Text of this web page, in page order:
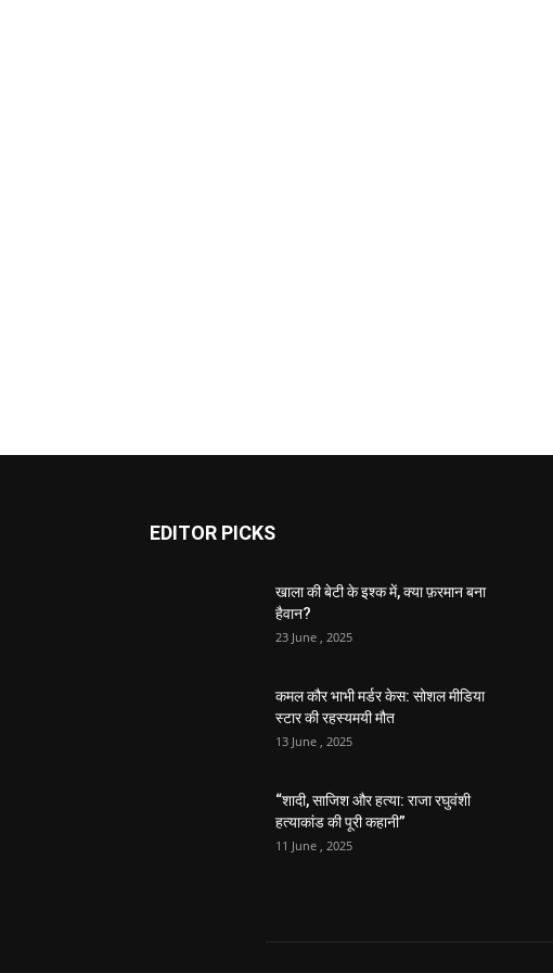
EDITOR PICKS
खाला की बेटी के इश्क में, क्या फ़रमान बना
हैवान?
23 June , 2025
कमल कौर भाभी मर्डर केस: सोशल मीडिया
स्टार की रहस्यमयी मौत
13 June , 2025
“शादी, साजिश और हत्या: राजा रघुवंशी
हत्याकांड की पूरी कहानी”
11 June , 2025